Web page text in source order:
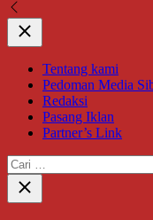
Close
Tentang kami
Pedoman Media
Redaksi
Pasang Iklan
Partner’s Link
Cari
untuk:
Close
search